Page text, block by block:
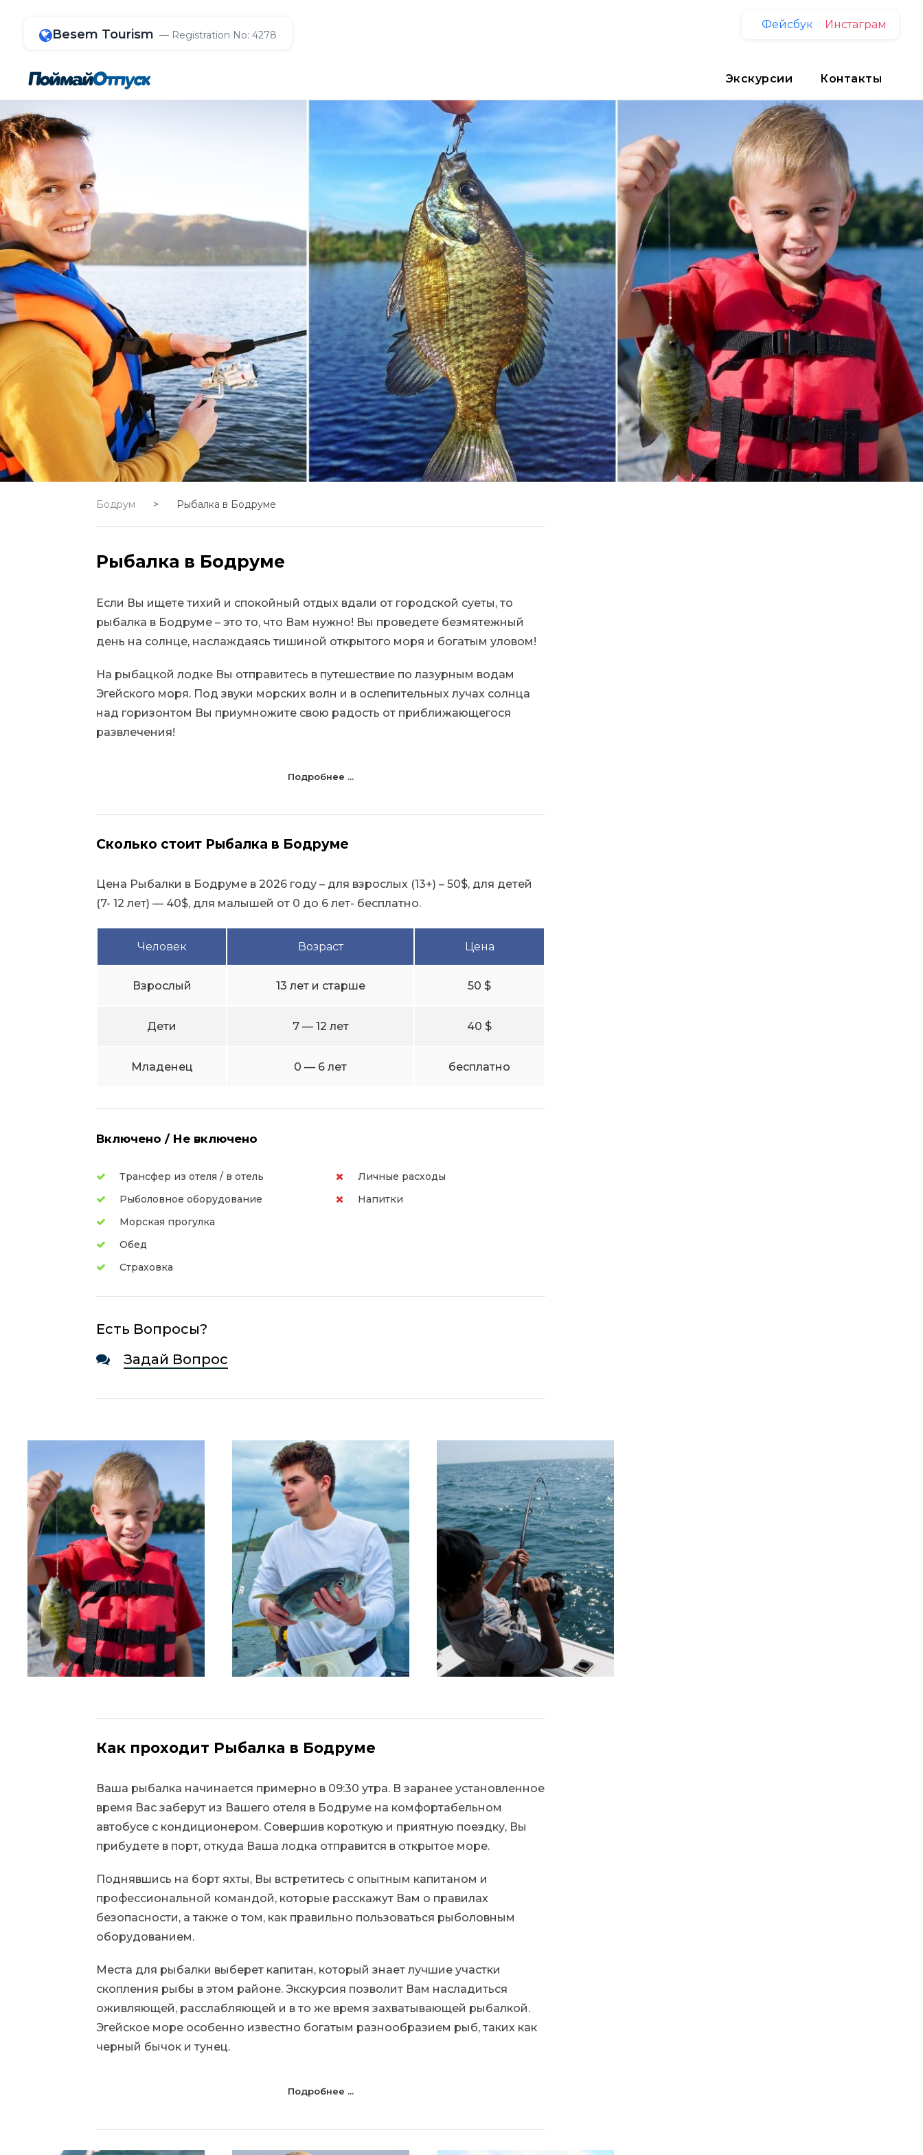
Besem Tourism — Registration No: 4278
Фейсбук Инстаграм
Экскурсии Контакты
Бодрум > Рыбалка в Бодруме
Рыбалка в Бодруме
Если Вы ищете тихий и спокойный отдых вдали от городской суеты, то
рыбалка в Бодруме – это то, что Вам нужно! Вы проведете безмятежный
день на солнце, наслаждаясь тишиной открытого моря и богатым уловом!
На рыбацкой лодке Вы отправитесь в путешествие по лазурным водам
Эгейского моря. Под звуки морских волн и в ослепительных лучах солнца
над горизонтом Вы приумножите свою радость от приближающегося
развлечения!
Подробнее ...
Сколько стоит Рыбалка в Бодруме
Цена Рыбалки в Бодруме в 2026 году – для взрослых (13+) – 50$, для детей
(7- 12 лет) — 40$, для малышей от 0 до 6 лет- бесплатно.
Человек Возраст Цена
Взрослый 13 лет и старше 50 $
Дети 7 — 12 лет 40 $
Младенец 0 — 6 лет бесплатно
Включено / Не включено
Трансфер из отеля / в отель
Рыболовное оборудование
Морская прогулка
Обед
Страховка
Личные расходы
Напитки
Есть Вопросы?
Задай Вопрос
Как проходит Рыбалка в Бодруме
Ваша рыбалка начинается примерно в 09:30 утра. В заранее установленное
время Вас заберут из Вашего отеля в Бодруме на комфортабельном
автобусе с кондиционером. Совершив короткую и приятную поездку, Вы
прибудете в порт, откуда Ваша лодка отправится в открытое море.
Поднявшись на борт яхты, Вы встретитесь с опытным капитаном и
профессиональной командой, которые расскажут Вам о правилах
безопасности, а также о том, как правильно пользоваться рыболовным
оборудованием.
Места для рыбалки выберет капитан, который знает лучшие участки
скопления рыбы в этом районе. Экскурсия позволит Вам насладиться
оживляющей, расслабляющей и в то же время захватывающей рыбалкой.
Эгейское море особенно известно богатым разнообразием рыб, таких как
черный бычок и тунец.
Подробнее ...